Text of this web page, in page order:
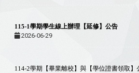
115-1學期學生線上辦理【延修】公告
2026-06-29
114-2學期【畢業離校】與【學位證書領取】